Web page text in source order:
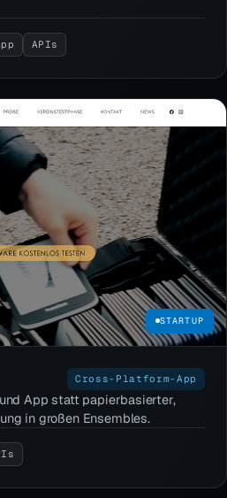
APIs
STARTUP
Cross-Platform-App
App statt papierbasierter,
in großen Ensembles.